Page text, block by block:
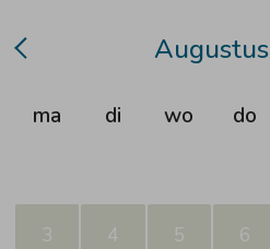
Augustus
ma di wo do
3 4 5 6